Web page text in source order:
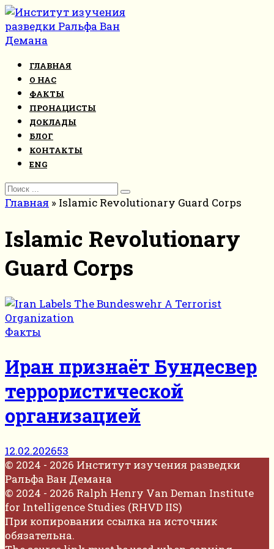
Перейти
к
контенту
ГЛАВНАЯ
О НАС
ФАКТЫ
ПРОНАЦИСТЫ
ДОКЛАДЫ
БЛОГ
КОНТАКТЫ
ENG
Search
for:
Главная » Islamic Revolutionary Guard Corps
Islamic Revolutionary
Guard Corps
Факты
Иран признаёт Бундесвер
террористической
организацией
12.02.202653
© 2024 - 2026 Институт изучения разведки
Ральфа Ван Демана
© 2024 - 2026 Ralph Henry Van Deman Institute
for Intelligence Studies (RHVD IIS)
При копировании ссылка на источник
обязательна.